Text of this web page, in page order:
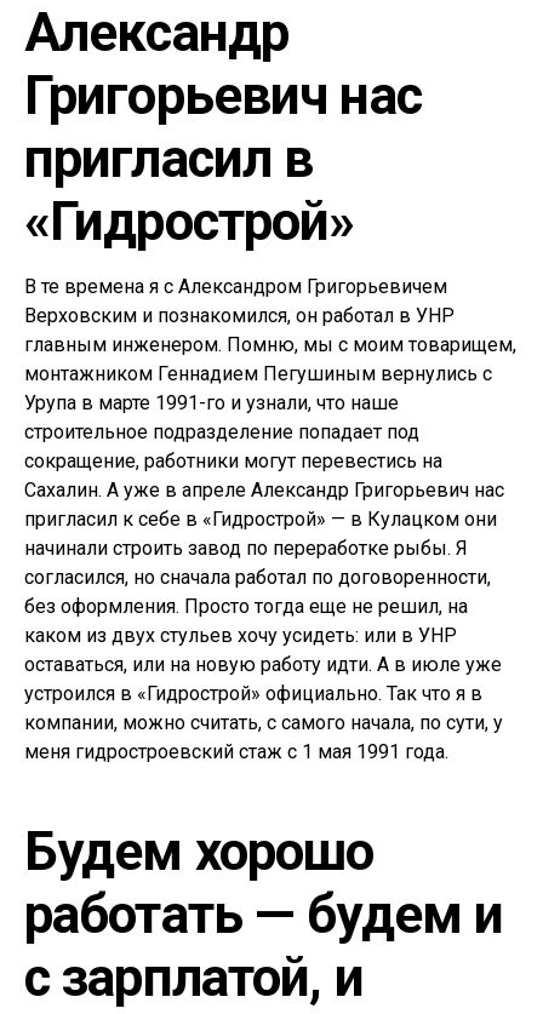
Александр
Григорьевич нас
пригласил в
«Гидрострой»
В те времена я с Александром Григорьевичем
Верховским и познакомился, он работал в УНР
главным инженером. Помню, мы с моим товарищем,
монтажником Геннадием Пегушиным вернулись с
Урупа в марте 1991-го и узнали, что наше
строительное подразделение попадает под
сокращение, работники могут перевестись на
Сахалин. А уже в апреле Александр Григорьевич нас
пригласил к себе в «Гидрострой» — в Кулацком они
начинали строить завод по переработке рыбы. Я
согласился, но сначала работал по договоренности,
без оформления. Просто тогда еще не решил, на
каком из двух стульев хочу усидеть: или в УНР
оставаться, или на новую работу идти. А в июле уже
устроился в «Гидрострой» официально. Так что я в
компании, можно считать, с самого начала, по сути, у
меня гидростроевский стаж с 1 мая 1991 года.
Будем хорошо
работать — будем и
с зарплатой, и